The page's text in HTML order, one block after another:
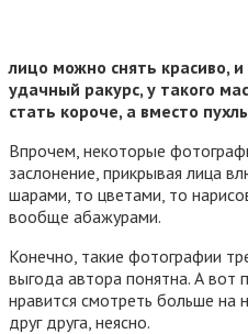
лицо можно снять красиво,
удачный ракурс, у такого
стать короче, а вместо
Впрочем, некоторые
заслонение, прикрывая лица
шарами, то цветами, то
вообще абажурами.
Конечно, такие фотографии
выгода автора понятна. А вот
нравится смотреть больше на
друг друга, неясно.